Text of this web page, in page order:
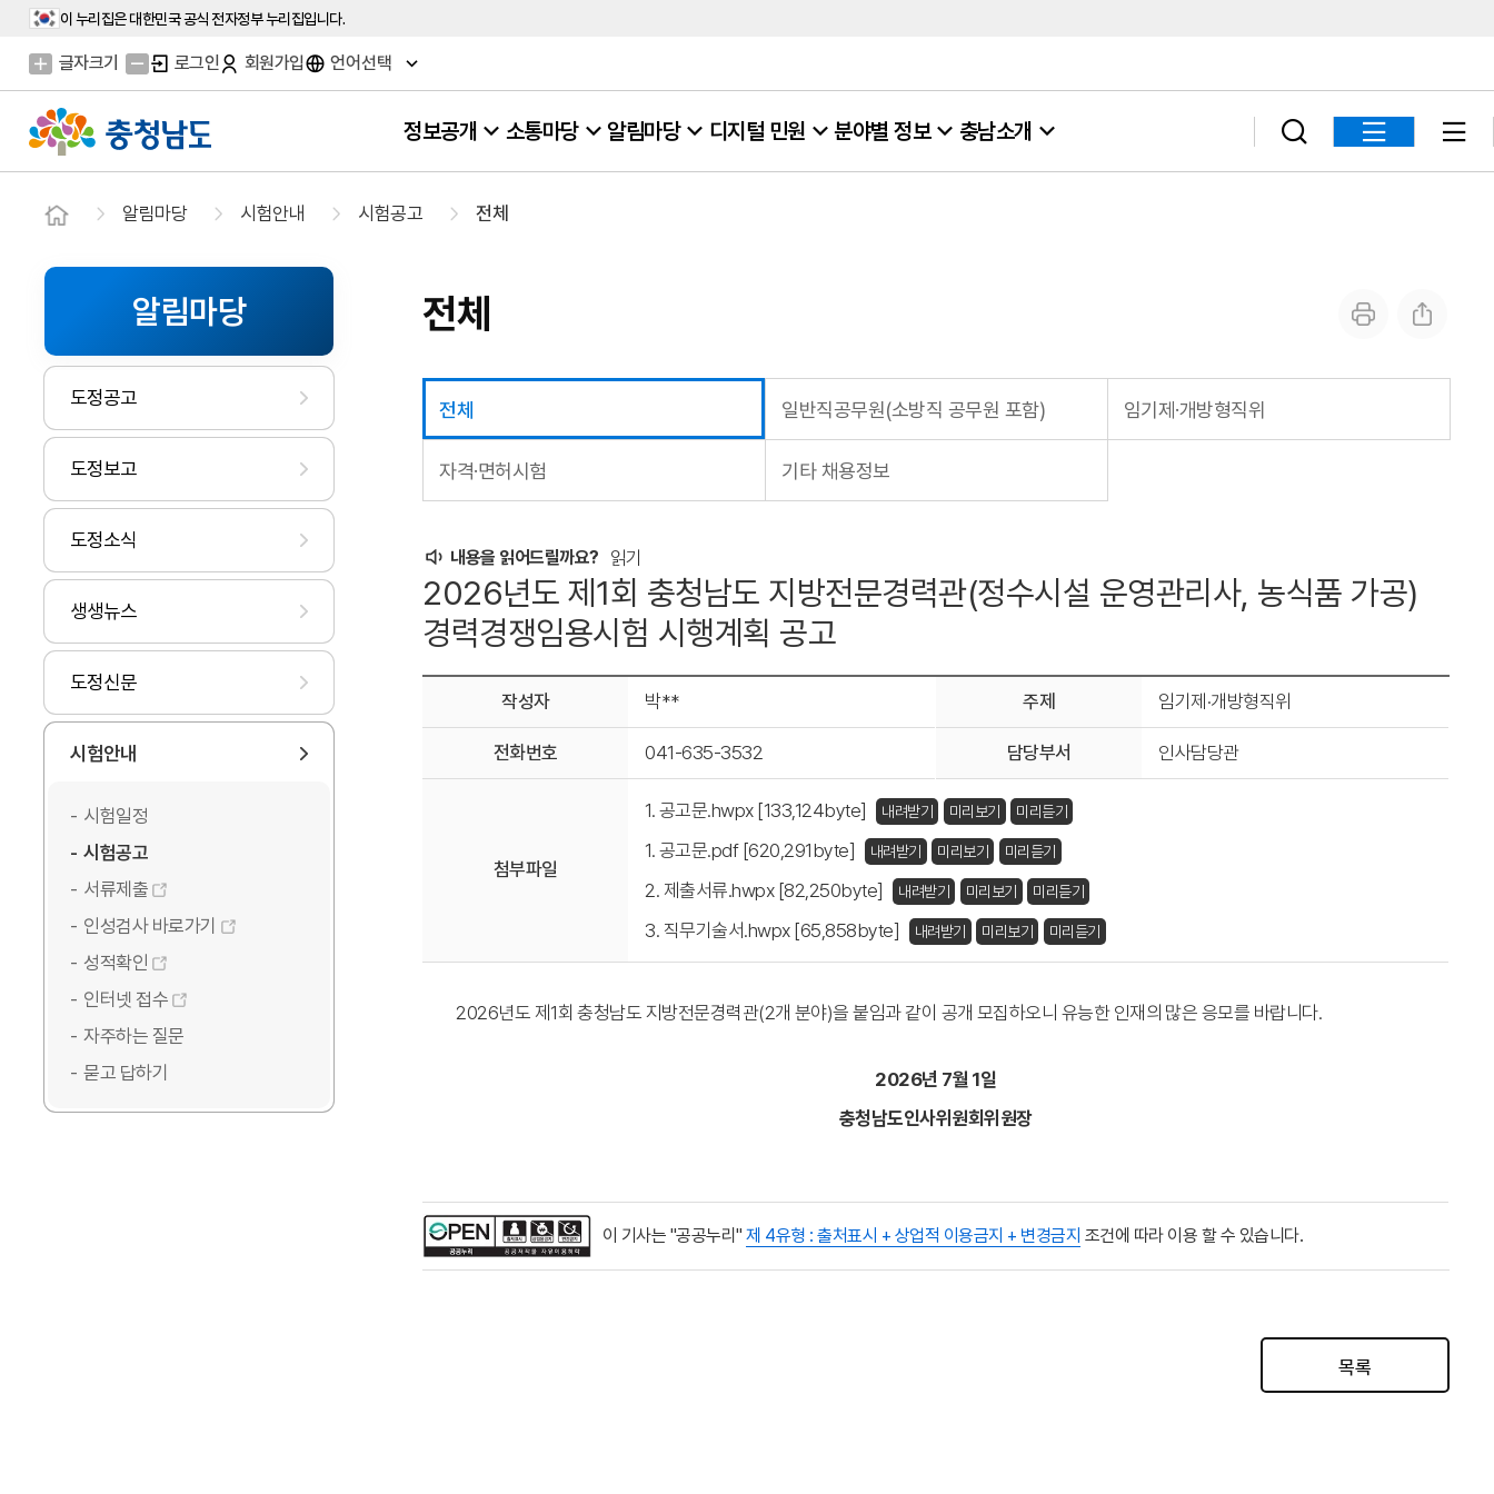
이 누리집은 대한민국 공식 전자정부 누리집입니다.
글자크기 로그인 회원가입 언어선택
정보공개 소통마당 알림마당 디지털 민원 분야별 정보 충남소개
알림마당 시험안내 시험공고 전체
알림마당
도정공고
도정보고
도정소식
생생뉴스
도정신문
시험안내
시험일정
시험공고
서류제출
인성검사 바로가기
성적확인
인터넷 접수
자주하는 질문
묻고 답하기
전체
전체 일반직공무원(소방직 공무원 포함) 임기제·개방형직위
자격·면허시험 기타 채용정보
내용을 읽어드릴까요? 읽기
2026년도 제1회 충청남도 지방전문경력관(정수시설 운영관리사, 농식품 가공)
경력경쟁임용시험 시행계획 공고
작성자 박** 주제 임기제·개방형직위
전화번호 041-635-3532 담당부서 인사담당관
첨부파일
1. 공고문.hwpx [133,124byte] 내려받기 미리보기 미리듣기
1. 공고문.pdf [620,291byte] 내려받기 미리보기 미리듣기
2. 제출서류.hwpx [82,250byte] 내려받기 미리보기 미리듣기
3. 직무기술서.hwpx [65,858byte] 내려받기 미리보기 미리듣기
2026년도 제1회 충청남도 지방전문경력관(2개 분야)을 붙임과 같이 공개 모집하오니 유능한 인재의 많은 응모를 바랍니다.
2026년 7월 1일
충청남도인사위원회위원장
이 기사는 "공공누리"제 4유형 : 출처표시 + 상업적 이용금지 + 변경금지 조건에 따라 이용 할 수 있습니다.
목록